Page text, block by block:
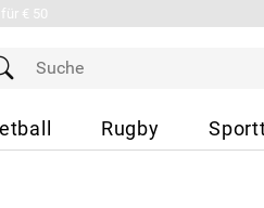
€ 50
Rugby